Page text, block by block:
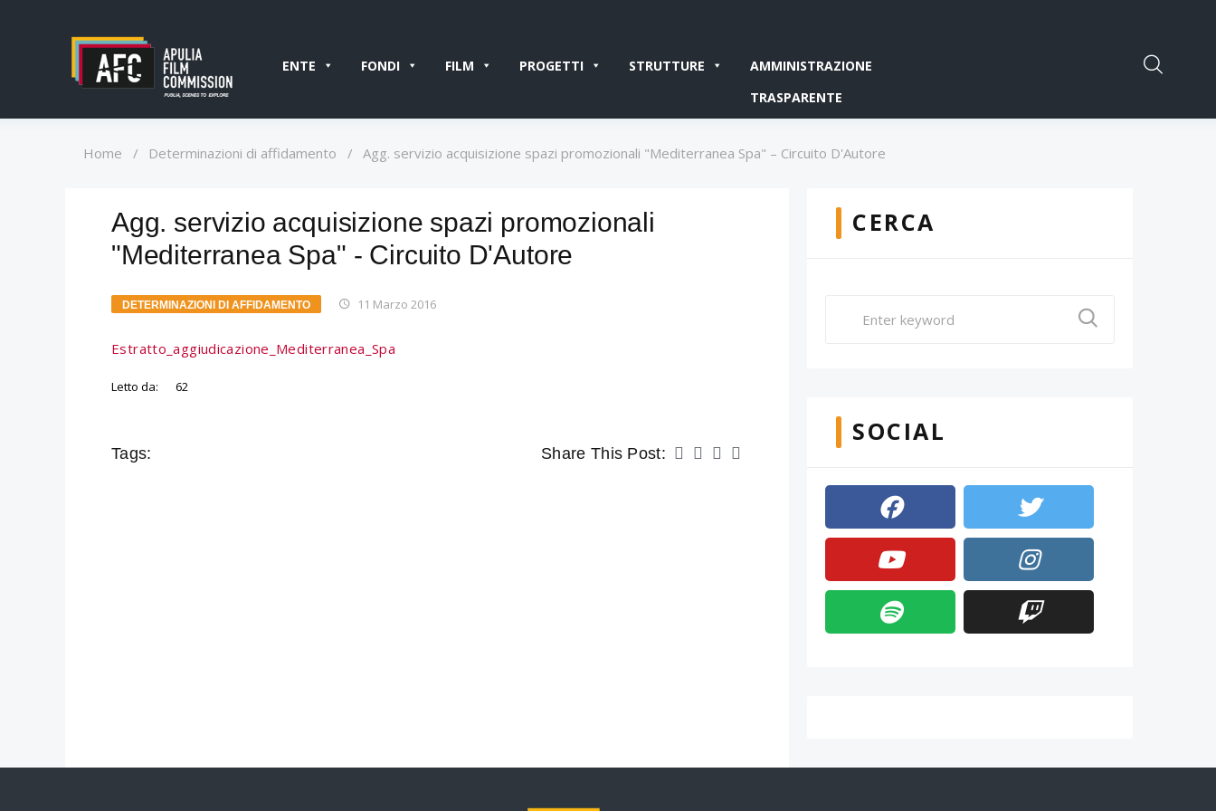
ENTE FONDI FILM PROGETTI STRUTTURE
AMMINISTRAZIONE
TRASPARENTE
Home / Determinazioni di affidamento / Agg. servizio acquisizione spazi promozionali "Mediterranea Spa" – Circuito D'Autore
Agg. servizio acquisizione spazi promozionali
"Mediterranea Spa" - Circuito D'Autore
DETERMINAZIONI DI AFFIDAMENTO 11 Marzo 2016
Estratto_aggiudicazione_Mediterranea_Spa
Letto da: 62
Tags: Share This Post:
CERCA
SOCIAL